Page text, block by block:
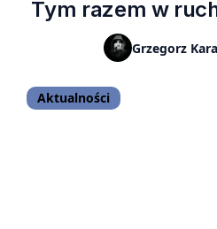
Tym razem w
Grzegorz
Aktualności